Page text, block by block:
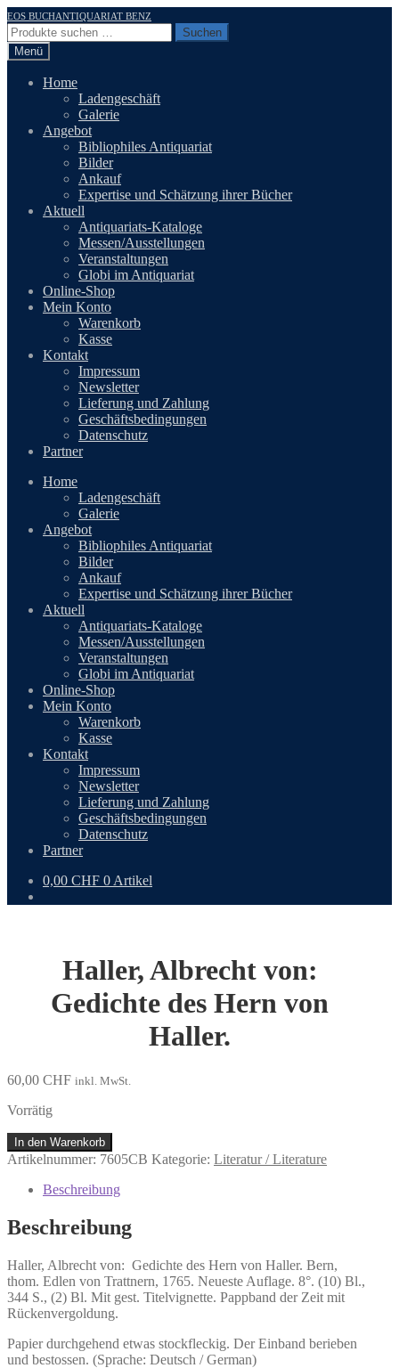
Zur
Navigation
springen
Zum
Inhalt
springen
EOS BUCHANTIQUARIAT BENZ
Suchen
nach:
Suchen
Menü
Home
Ladengeschäft
Galerie
Angebot
Bibliophiles Antiquariat
Bilder
Ankauf
Expertise und Schätzung ihrer Bücher
Aktuell
Antiquariats-Kataloge
Messen/Ausstellungen
Veranstaltungen
Globi im Antiquariat
Online-Shop
Mein Konto
Warenkorb
Kasse
Kontakt
Impressum
Newsletter
Lieferung und Zahlung
Geschäftsbedingungen
Datenschutz
Partner
Home
Ladengeschäft
Galerie
Angebot
Bibliophiles Antiquariat
Bilder
Ankauf
Expertise und Schätzung ihrer Bücher
Aktuell
Antiquariats-Kataloge
Messen/Ausstellungen
Veranstaltungen
Globi im Antiquariat
Online-Shop
Mein Konto
Warenkorb
Kasse
Kontakt
Impressum
Newsletter
Lieferung und Zahlung
Geschäftsbedingungen
Datenschutz
Partner
0,00 CHF 0 Artikel
Haller, Albrecht von:
Gedichte des Hern von
Haller.
60,00 CHF inkl. MwSt.
Vorrätig
Haller,
Albrecht
Gedichte
Hern
von
Menge
In den Warenkorb
Artikelnummer: 7605CB Kategorie: Literatur / Literature
Beschreibung
Beschreibung
Haller, Albrecht von: Gedichte des Hern von Haller. Bern,
thom. Edlen von Trattnern, 1765. Neueste Auflage. 8°. (10) Bl.,
344 S., (2) Bl. Mit gest. Titelvignette. Pappband der Zeit mit
Rückenvergoldung.
Papier durchgehend etwas stockfleckig. Der Einband berieben
und bestossen. (Sprache: Deutsch / German)